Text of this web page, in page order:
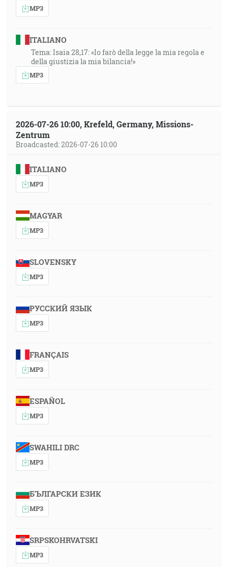
MP3
ITALIANO
Tema: Isaia 28,17: «Io farò della legge la mia regola e
della giustizia la mia bilancia!»
MP3
2026-07-26 10:00, Krefeld, Germany, Missions-
Zentrum
Broadcasted: 2026-07-26 10:00
ITALIANO
MP3
MAGYAR
MP3
SLOVENSKY
MP3
РУССКИЙ ЯЗЫК
MP3
FRANÇAIS
MP3
ESPAÑOL
MP3
SWAHILI DRC
MP3
БЪЛГАРСКИ ЕЗИК
MP3
SRPSKOHRVATSKI
MP3